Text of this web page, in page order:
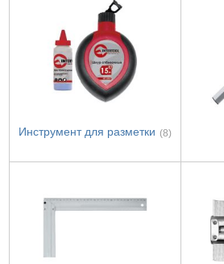
Инструмент для разметки (8)